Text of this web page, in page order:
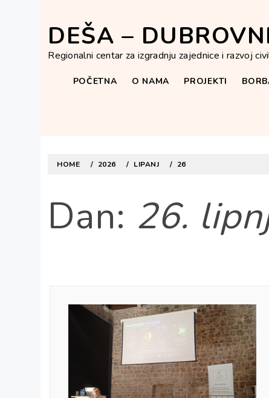
content
DEŠA –
Regionalni centar za izgradnju zajednice i razvoj
POČETNA O NAMA PROJEKTI
HOME 2026 LIPANJ 26
Dan: 26.